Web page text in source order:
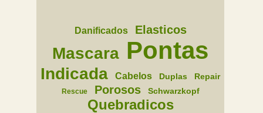
Danificados Elasticos
Mascara Pontas
Indicada Cabelos Duplas Repair
Rescue Porosos Schwarzkopf
Quebradicos